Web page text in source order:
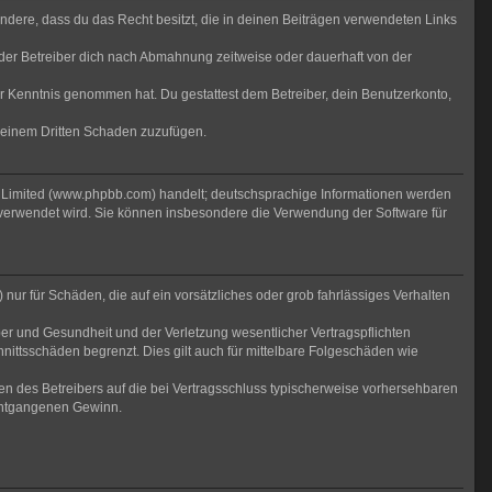
dass du das Recht besitzt, die in deinen Beiträgen verwendeten Links
Betreiber dich nach Abmahnung zeitweise oder dauerhaft von der
genommen hat. Du gestattest dem Betreiber, dein Benutzerkonto,
Dritten Schaden zuzufügen.
(www.phpbb.com) handelt; deutschsprachige Informationen werden
wird. Sie können insbesondere die Verwendung der Software für
für Schäden, die auf ein vorsätzliches oder grob fahrlässiges Verhalten
und Gesundheit und der Verletzung wesentlicher Vertragspflichten
begrenzt. Dies gilt auch für mittelbare Folgeschäden wie
des Betreibers auf die bei Vertragsschluss typischerweise vorhersehbaren
Gewinn.